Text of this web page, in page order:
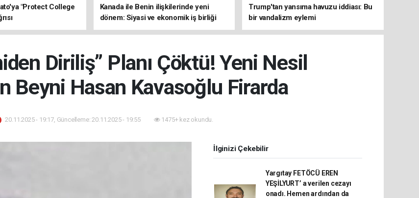
"Protect College
Kanada ile Benin ilişkilerinde yeni
dönem: Siyasi ve ekonomik iş birliği
güçleniyor
Trump'tan yansıma havuzu iddiası: Bu
bir vandalizm eylemi
Diriliş” Planı Çöktü! Yeni Nesil
Beyni Hasan Kavasoğlu Firarda
20.11.2025 - 19:17, Güncelleme: 20.11.2025 - 19:55 1475+ kez okundu.
İlginizi Çekebilir
Yargıtay FETÖCÜ EREN
YEŞİLYURT’ a verilen cezayı
onadı. Hemen ardından da